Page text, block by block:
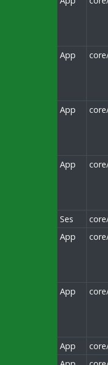
App
App
App
Ses
App
App
App